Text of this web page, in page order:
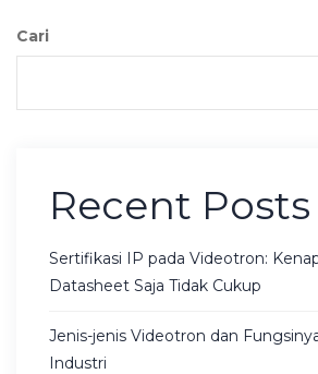
Cari
Recent Posts
Sertifikasi IP pada Videotron:
Datasheet Saja Tidak Cukup
Jenis-jenis Videotron dan
Industri